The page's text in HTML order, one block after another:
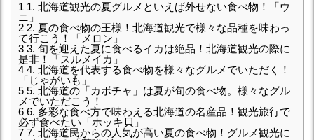
1 1. 北海道観光の夏グルメといえば外せない食べ物！「ウ
ニ」
2 2. 夏の食べ物の王様！北海道観光で様々な品種を味わっ
て行こう！「メロン」
3 3. 旬を迎えた夏に食べるイカは絶品！北海道観光の際に
是非！「スルメイカ」
4 4. 北海道を代表する食べ物を様々なグルメでいただく！
「じゃがいも」
5 5. 北海道の「カボチャ」は夏が旬の食べ物。様々なグル
メでいただこう！
6 6. 多彩な食べ方で味わえる北海道の名産品！観光旅行で
必ず食べたい「ホッキ貝」
7 7. 北海道民からの人気が高い夏の食べ物！グルメ観光に